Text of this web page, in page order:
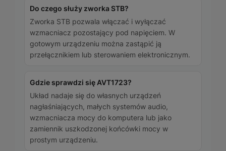
Do czego służy zworka STB?
Zworka STB pozwala włączać i wyłączać
wzmacniacz pozostający pod napięciem. W
gotowym urządzeniu można zastąpić ją
przełącznikiem lub sterowaniem elektronicznym.
Gdzie sprawdzi się AVT1723?
Układ nadaje się do własnych urządzeń
nagłaśniających, małych systemów audio,
wzmacniacza mocy do komputera lub jako
zamiennik uszkodzonej końcówki mocy w
prostym urządzeniu.